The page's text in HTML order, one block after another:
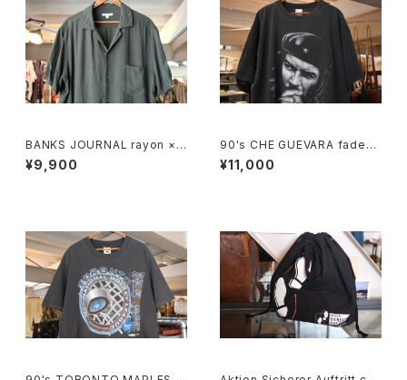
BANKS JOURNAL rayon ×li
nen open-collar Shirt
¥9,900
90's CHE GUEVARA fade-b
lack cotton photo print Te
e
¥11,000